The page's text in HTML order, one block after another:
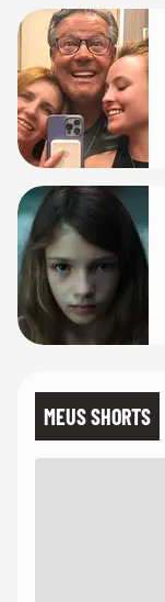
MEUS SHORTS